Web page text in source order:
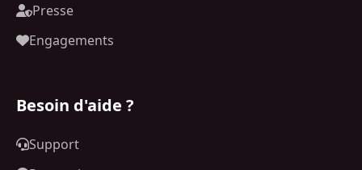
Presse
Engagements
Besoin d'aide ?
Support